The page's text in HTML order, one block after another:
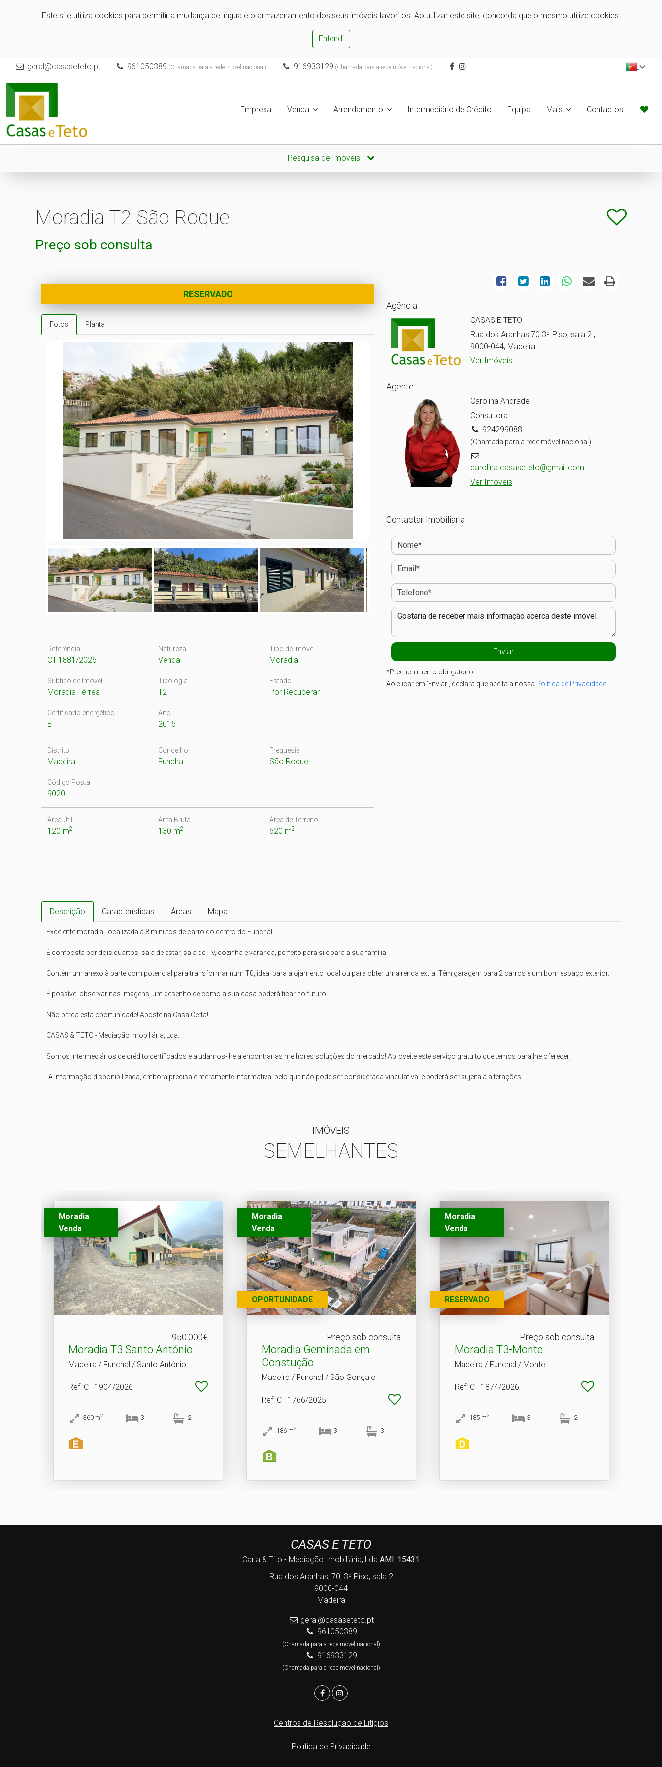
Este site utiliza cookies para permitir a mudança de língua e o armazenamento dos seus imóveis favoritos. Ao utilizar este site, concorda que o mesmo utilize cookies.
Entendi
geral@casaseteto.pt 961050389 (Chamada para a rede móvel nacional) 916933129 (Chamada para a rede móvel nacional)
Empresa Venda Arrendamento Intermediário de Crédito Equipa Mais Contactos
Pesquisa de Imóveis
Moradia T2 São Roque
Preço sob consulta
RESERVADO
Fotos Planta
Referência
CT-1881/2026
Natureza
Venda
Tipo de Imóvel
Moradia
Subtipo de Imóvel
Moradia Térrea
Tipologia
T2
Estado
Por Recuperar
Certificado energético
E
Ano
2015
Distrito
Madeira
Concelho
Funchal
Freguesia
São Roque
Código Postal
9020
Área Útil
120 m2
Área Bruta
130 m2
Área de Terreno
620 m2
Agência
CASAS E TETO
Rua dos Aranhas 70 3º Piso, sala 2 ,
9000-044, Madeira
Ver Imóveis
Agente
Carolina Andrade
Consultora
924299088
(Chamada para a rede móvel nacional)
carolina.casaseteto@gmail.com
Ver Imóveis
Contactar Imobiliária
*Preenchimento obrigatório
Ao clicar em 'Enviar', declara que aceita a nossa Política de Privacidade
Descrição Características Áreas Mapa
Excelente moradia, localizada a 8 minutos de carro do centro do Funchal.
É composta por dois quartos, sala de estar, sala de TV, cozinha e varanda, perfeito para si e para a sua família.
Contém um anexo à parte com potencial para transformar num T0, ideal para alojamento local ou para obter uma renda extra. Têm garagem para 2 carros e um bom espaço exterior.
É possível observar nas imagens, um desenho de como a sua casa poderá ficar no futuro!
Não perca esta oportunidade! Aposte na Casa Certa!
CASAS & TETO - Mediação Imobiliária, Lda.
Somos intermediários de crédito certificados e ajudamos-lhe a encontrar as melhores soluções do mercado! Aproveite este serviço gratuito que temos para lhe oferecer;
"A informação disponibilizada, embora precisa é meramente informativa, pelo que não pode ser considerada vinculativa, e poderá ser sujeita a alterações."
IMÓVEIS
SEMELHANTES
Moradia
Venda
950.000€
Moradia T3 Santo António
Madeira / Funchal / Santo António
Ref: CT-1904/2026
360 m2 3 2
Moradia
Venda
OPORTUNIDADE
Preço sob consulta
Moradia Geminada em
Constução
Madeira / Funchal / São Gonçalo
Ref: CT-1766/2025
186 m2 3 3
Moradia
Venda
RESERVADO
Preço sob consulta
Moradia T3-Monte
Madeira / Funchal / Monte
Ref: CT-1874/2026
185 m2 3 2
CASAS E TETO
Carla & Tito - Mediação Imobiliária, Lda AMI: 15431
Rua dos Aranhas, 70, 3º Piso, sala 2
9000-044
Madeira
geral@casaseteto.pt
961050389
(Chamada para a rede móvel nacional)
916933129
(Chamada para a rede móvel nacional)
Centros de Resolução de Litígios
Política de Privacidade